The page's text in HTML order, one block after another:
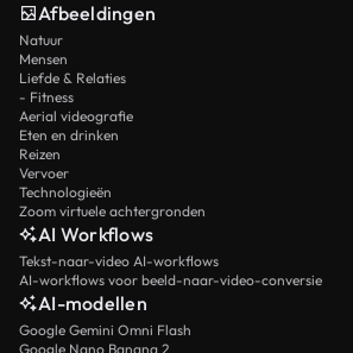
Afbeeldingen
Natuur
Mensen
Liefde & Relaties
- Fitness
Aerial videografie
Eten en drinken
Reizen
Vervoer
Technologieën
Zoom virtuele achtergronden
AI Workflows
Tekst-naar-video AI-workflows
AI-workflows voor beeld-naar-video-conversie
AI-modellen
Google Gemini Omni Flash
Google Nano Banana 2